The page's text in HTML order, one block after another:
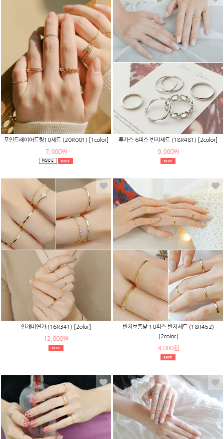
포인트레이어드링10세트 (20R001) [1color]
7,900원
루카스 6피스 반지세트 (18R481) [2color]
9,900원
안개비연가 (16R341) [2olor]
12,000원
반지보통날 10피스 반지세트 (18R452)
[2color]
9,000원